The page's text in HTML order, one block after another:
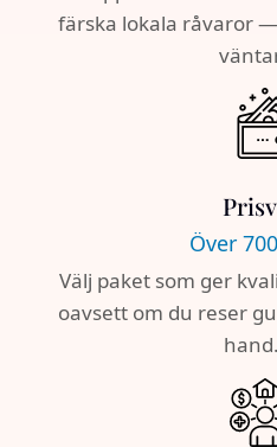
färska lokala råvaror
Över
Välj paket som ger
oavsett om du reser
hand.